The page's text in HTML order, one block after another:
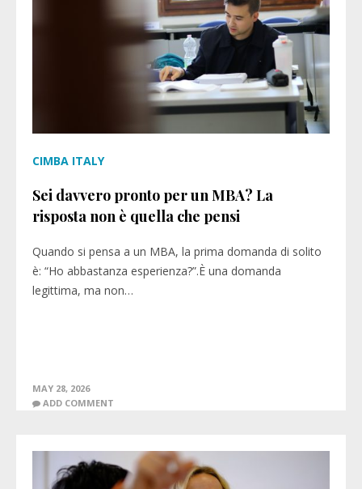
CIMBA ITALY
Sei davvero pronto per un MBA? La
risposta non è quella che pensi
Quando si pensa a un MBA, la prima domanda di solito
è: “Ho abbastanza esperienza?”.È una domanda
legittima, ma non…
MAY 28, 2026
ADD COMMENT